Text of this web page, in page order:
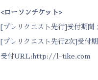
<ローソンチケット>
[プレリクエスト先行]受付期
[プレリクエスト先行2次]受付
受付URL: http://l-tike.com